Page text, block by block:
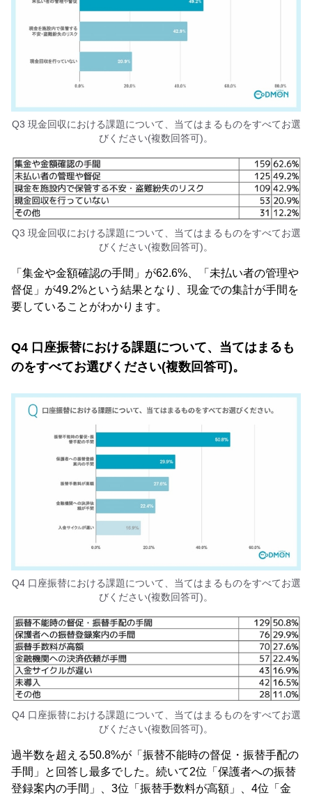
Q3 現金回収における課題について、当てはまるものをすべてお選
びください(複数回答可)。
Q3 現金回収における課題について、当てはまるものをすべてお選
びください(複数回答可)。
「集金や金額確認の手間」が62.6%、「未払い者の管理や
督促」が49.2%という結果となり、現金での集計が手間を
要していることがわかります。
Q4 口座振替における課題について、当てはまるも
のをすべてお選びください(複数回答可)。
Q4 口座振替における課題について、当てはまるものをすべてお選
びください(複数回答可)。
Q4 口座振替における課題について、当てはまるものをすべてお選
びください(複数回答可)。
過半数を超える50.8%が「振替不能時の督促・振替手配の
手間」と回答し最多でした。続いて2位「保護者への振替
登録案内の手間」、3位「振替手数料が高額」、4位「金